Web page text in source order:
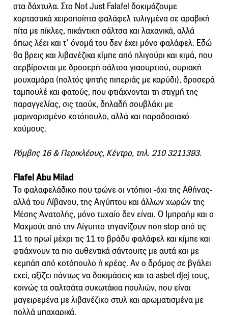
στα δάχτυλα. Στο Not Just Falafel δοκιμάζουμε
χορταστικά χειροποίητα φαλάφελ τυλιγμένα σε αραβική
πίτα με πίκλες, πικάντικη σάλτσα και λαχανικά, αλλά
όπως λέει και τ’ όνομά του δεν έχει μόνο φαλάφελ. Εδώ
θα βρεις και λιβανέζικα κίμπε από πλιγούρι και κιμά, που
σερβίρονται με δροσερή σάλτσα γιαουρτιού, συριακή
μουχαμάρα (πολτός ψητής πιπεριάς με καρύδι), δροσερά
ταμπουλέ και φατούς, που φτιάχνονται τη στιγμή της
παραγγελίας, σις ταούκ, δηλαδή σουβλάκι με
μαριναρισμένο κοτόπουλο, αλλά και παραδοσιακό
χούμους.
Ρόμβης 16 & Περικλέους, Κέντρο, τηλ. 210 3211393.
Flafel Abu Milad
Το φαλαφελάδικο που τρώνε οι ντόπιοι -όχι της Αθήνας-
αλλά του Λίβανου, της Αιγύπτου και άλλων χωρών της
Μέσης Ανατολής, μόνο τυχαίο δεν είναι. Ο Ιμπραήμ και ο
Μαχμούτ από την Αίγυπτο τηγανίζουν non stop από τις
11 το πρωί μέχρι τις 11 το βράδυ φαλάφελ και κίμπε και
φτιάχνουν τα πιο αυθεντικά σάντουιτς με αυτά και με
κεμπάπ από κοτόπουλο ή κρέας. Αν ο δρόμος σε βγάλει
εκεί, αξίζει πάντως να δοκιμάσεις και τα asbet djej τους,
κοινώς τα σαλτσάτα συκωτάκια πουλιών, που είναι
μαγειρεμένα με λιβανέζικο στυλ και αρωματισμένα με
πολλά μπαχαρικά.